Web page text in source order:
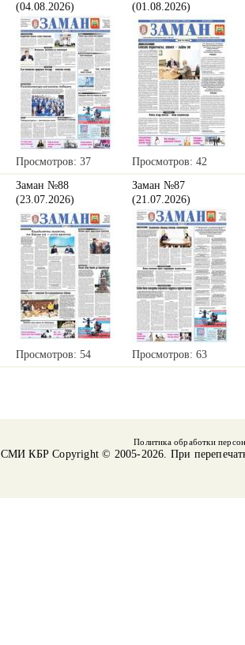
(04.08.2026)
Просмотров: 37
(01.08.2026)
Просмотров: 42
Заман №88
(23.07.2026)
Просмотров: 54
Заман №87
(21.07.2026)
Просмотров: 63
Политика обработки
СМИ КБРCopyright © 2005-2026. При